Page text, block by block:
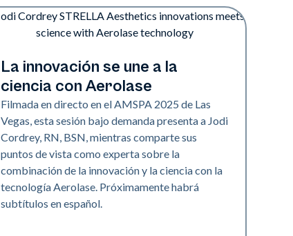
Neo + Era | Presentaciones
La innovación se une a la
ciencia con Aerolase
Filmada en directo en el AMSPA 2025 de Las
Vegas, esta sesión bajo demanda presenta a Jodi
Cordrey, RN, BSN, mientras comparte sus
puntos de vista como experta sobre la
combinación de la innovación y la ciencia con la
tecnología Aerolase. Próximamente habrá
subtítulos en español.